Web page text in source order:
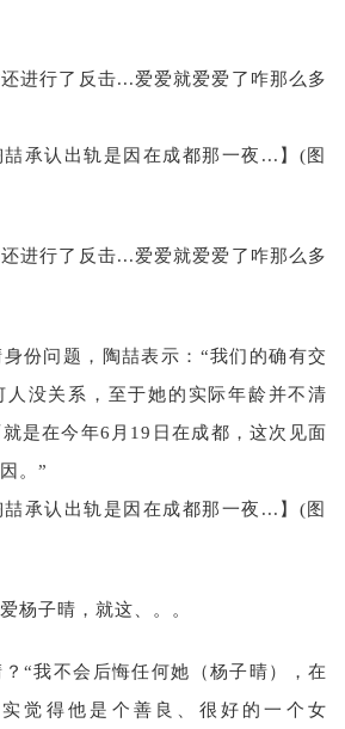
进行了反击...爱爱就爱爱了咋那么多
进行了反击...爱爱就爱爱了咋那么多
份问题，陶喆表示：“我们的确有交
人没关系，至于她的实际年龄并不清
是在今年6月19日在成都，这次见面
。”
杨子晴，就这、。。
“我不会后悔任何她（杨子晴），在
觉得他是个善良、很好的一个女